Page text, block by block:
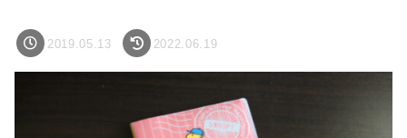
2019.05.13 2022.06.19